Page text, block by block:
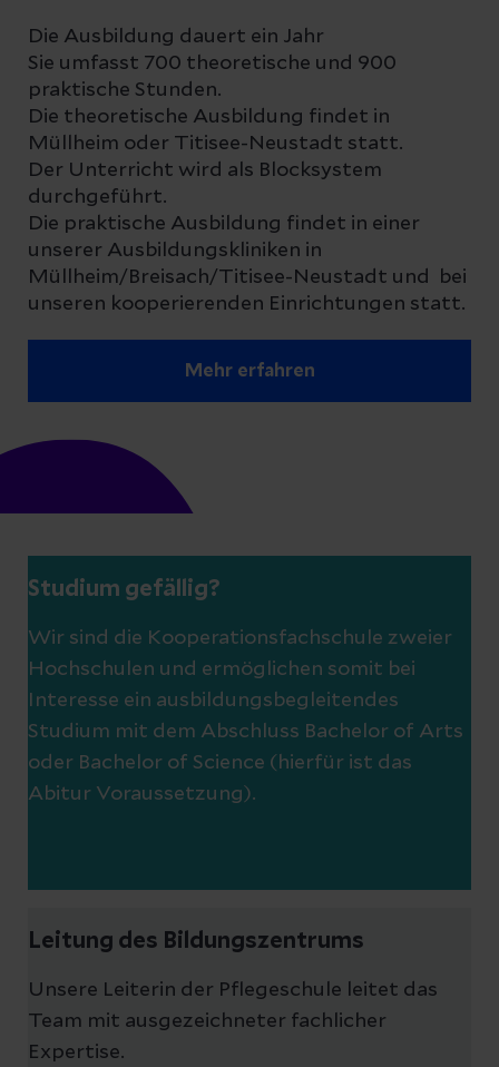
Die Ausbildung dauert ein Jahr
Sie umfasst 700 theoretische und 900
praktische Stunden.
Die theoretische Ausbildung findet in
Müllheim oder Titisee-Neustadt statt.
Der Unterricht wird als Blocksystem
durchgeführt.
Die praktische Ausbildung findet in einer
unserer Ausbildungskliniken in
Müllheim/Breisach/Titisee-Neustadt und bei
unseren kooperierenden Einrichtungen statt.
Mehr erfahren
Studium gefällig?
Wir sind die Kooperationsfachschule zweier
Hochschulen und ermöglichen somit bei
Interesse ein ausbildungsbegleitendes
Studium mit dem Abschluss Bachelor of Arts
oder Bachelor of Science (hierfür ist das
Abitur Voraussetzung).
Leitung des Bildungszentrums
Unsere Leiterin der Pflegeschule leitet das
Team mit ausgezeichneter fachlicher
Expertise.